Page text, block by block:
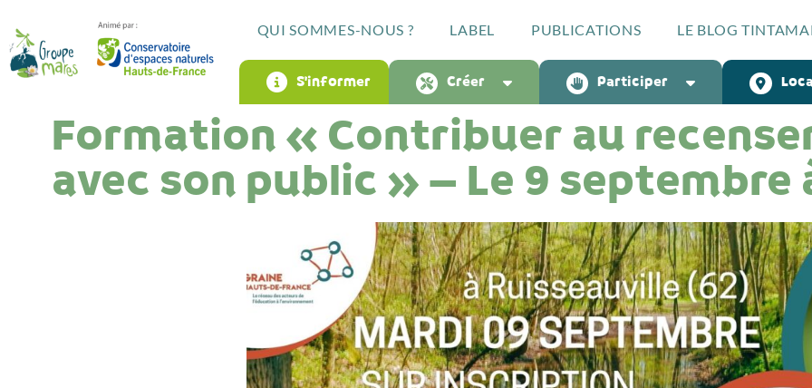
QUI SOMMES-NOUS ? LABEL PUBLICATIONS LE BLOG
S’informer Créer Participer
Formation « Contribuer au
avec son public » – Le 9 septembre